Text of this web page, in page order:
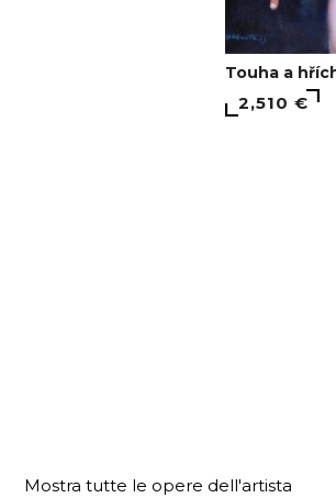
Touha a
2,510 €
Mostra tutte le opere dell'artista